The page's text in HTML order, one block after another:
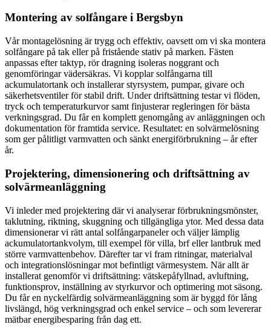
Montering av solfångare i Bergsbyn
Vår montagelösning är trygg och effektiv, oavsett om vi ska montera
solfångare på tak eller på fristående stativ på marken. Fästen
anpassas efter taktyp, rör dragning isoleras noggrant och
genomföringar vädersäkras. Vi kopplar solfångarna till
ackumulatortank och installerar styrsystem, pumpar, givare och
säkerhetsventiler för stabil drift. Under driftsättning testar vi flöden,
tryck och temperaturkurvor samt finjusterar regleringen för bästa
verkningsgrad. Du får en komplett genomgång av anläggningen och
dokumentation för framtida service. Resultatet: en solvärmelösning
som ger pålitligt varmvatten och sänkt energiförbrukning – år efter
år.
Projektering, dimensionering och driftsättning av
solvärmeanläggning
Vi inleder med projektering där vi analyserar förbrukningsmönster,
taklutning, riktning, skuggning och tillgängliga ytor. Med dessa data
dimensionerar vi rätt antal solfångarpaneler och väljer lämplig
ackumulatortankvolym, till exempel för villa, brf eller lantbruk med
större varmvattenbehov. Därefter tar vi fram ritningar, materialval
och integrationslösningar mot befintligt värmesystem. När allt är
installerat genomför vi driftsättning: vätskepåfyllnad, avluftning,
funktionsprov, inställning av styrkurvor och optimering mot säsong.
Du får en nyckelfärdig solvärmeanläggning som är byggd för lång
livslängd, hög verkningsgrad och enkel service – och som levererar
mätbar energibesparing från dag ett.